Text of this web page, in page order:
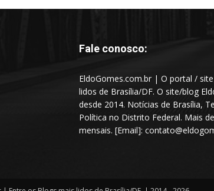
Fale conosco:
EldoGomes.com.br | O portal /
lidos de Brasília/DF. O site/blog
desde 2014. Notícias de Brasília,
Política no Distrito Federal. Mais
mensais. [Email]: